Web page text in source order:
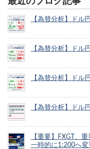
【為替分析】ドル
【為替分析】ドル
【為替分析】ドル
【為替分析】ドル
【重要】FXGT、
一時的に1:200へ変